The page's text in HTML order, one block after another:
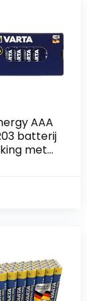
AAA
batterij
met